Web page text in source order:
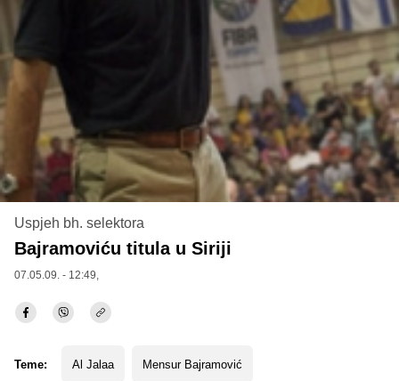
Uspjeh bh. selektora
Bajramoviću titula u Siriji
07.05.09. - 12:49,
Teme: Al Jalaa Mensur Bajramović